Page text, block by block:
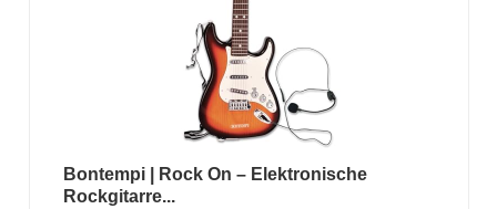
Bontempi | Rock On – Elektronische
Rockgitarre...